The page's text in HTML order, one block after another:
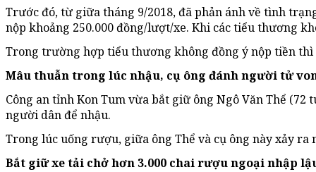
Trước đó, từ giữa tháng 9/2018, đã phản ánh về tình
nộp khoảng 250.000 đồng/lượt/xe. Khi các tiểu thương
Trong trường hợp tiểu thương không đồng ý nộp tiền thì
Mâu thuẫn trong lúc nhậu, cụ ông đánh người tử
Công an tỉnh Kon Tum vừa bắt giữ ông Ngô Văn Thể
người dân để nhậu.
Trong lúc uống rượu, giữa ông Thể và cụ ông này xảy ra
Bắt giữ xe tải chở hơn 3.000 chai rượu ngoại nhập